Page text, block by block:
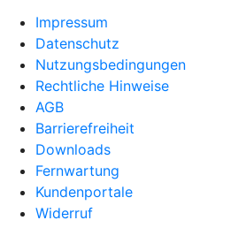
Impressum
Datenschutz
Nutzungsbedingungen
Rechtliche Hinweise
AGB
Barrierefreiheit
Downloads
Fernwartung
Kundenportale
Widerruf